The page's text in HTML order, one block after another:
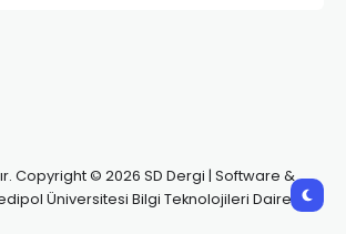
askerî ürünlere ve yangın söndürücü
tüketim ürününde
Copyright © 2026 SD Dergi | Software &
Üniversitesi Bilgi Teknolojileri Daire